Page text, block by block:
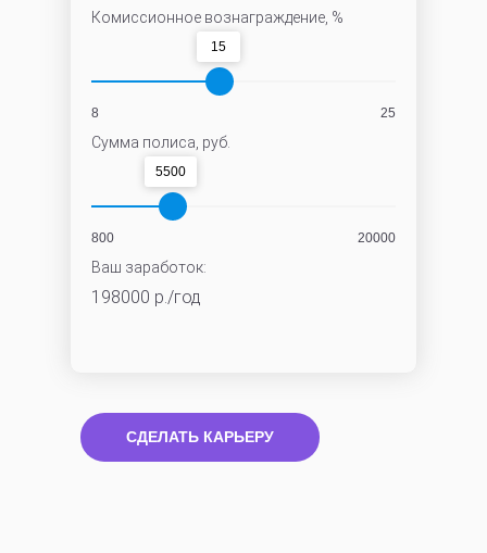
Комиссионное вознаграждение, %
15
8 25
Сумма полиса, руб.
5500
800 20000
Ваш заработок:
198000 р./год
СДЕЛАТЬ КАРЬЕРУ